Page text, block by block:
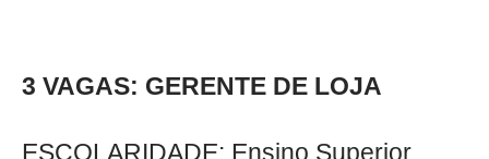
3 VAGAS: GERENTE DE LOJA
ESCOLARIDADE: Ensino Superior